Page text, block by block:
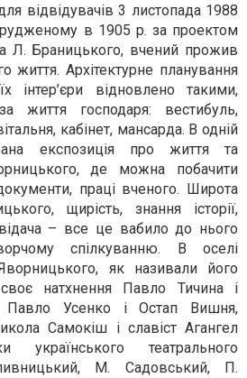
відвідувачів 3 листопада 1988
в 1905 р. за проектом
Л. Браницького, вчений прожив
життя. Архітектурне планування
інтер’єри відновлено такими,
життя господаря: вестибуль,
кабінет, мансарда. В одній
експозиція про життя та
де можна побачити
праці вченого. Широта
щирість, знання історії,
– все це вабило до нього
спілкуванню. В оселі
як називали його
натхнення Павло Тичина і
Павло Усенко і Остап Вишня,
Самокіш і славіст Агангел
українського театрального
М. Садовський, П.